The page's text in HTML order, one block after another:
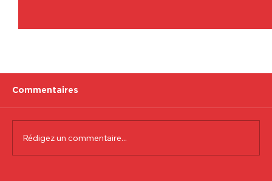
Commentaires
Rédigez un commentaire...